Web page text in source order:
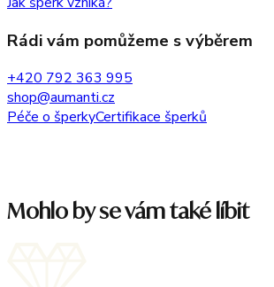
Rádi vám pomůžeme s výběrem
+420 792 363 995
shop@aumanti.cz
Péče o šperkyCertifikace šperků
Mohlo by se vám také líbit